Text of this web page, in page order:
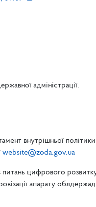
адміністрації.
внутрішньої
website@zoda.gov.ua
питань цифрового
апарату